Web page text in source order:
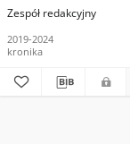
Zespół redakcyjny
2019-2024
kronika